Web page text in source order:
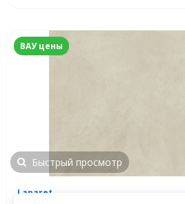
ВАУ цены
Быстрый просмотр
Laparet